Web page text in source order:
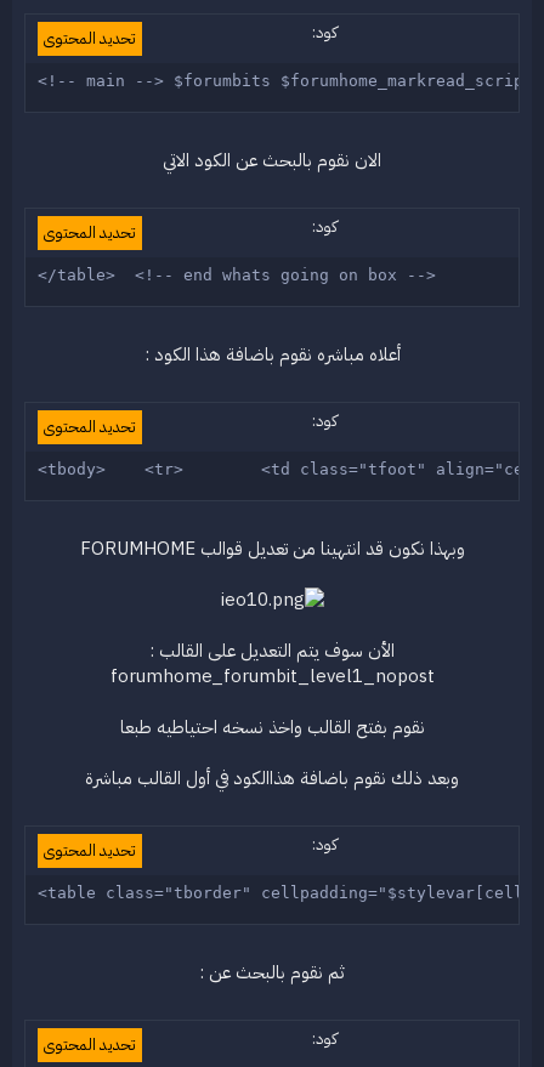
تحديد المحتوى كود:
<!-- main --> $forumbits
الان نقوم بالبحث عن الكود الاتي
تحديد المحتوى كود:
</table>  <!-- end whats going on box -->
أعلاه مباشره نقوم باضافة هذا الكود :
تحديد المحتوى كود:
<tbody>    <tr>        <td class="tfoot"
وبهذا نكون قد انتهينا من تعديل قوالب FORUMHOME
الأن سوف يتم التعديل على القالب :
forumhome_forumbit_level1_nopost
نقوم بفتح القالب واخذ نسخه احتياطيه طبعا
وبعد ذلك نقوم باضافة هذاالكود في أول القالب مباشرة
تحديد المحتوى كود:
<table class="tborder"
ثم نقوم بالبحث عن :
تحديد المحتوى كود: